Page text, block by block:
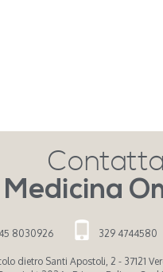
Medicina
8030926 329 4744580
dietro Santi Apostoli, 2 - 37121